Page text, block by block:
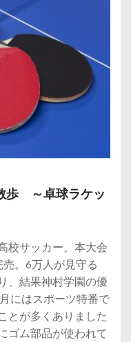
歩 ～卓球ラケッ
校サッカー。本大会
。6万人が見守る
、結果神村学園の優
にはスポーツ特番で
とが多くありました
ゴム部品が使われて